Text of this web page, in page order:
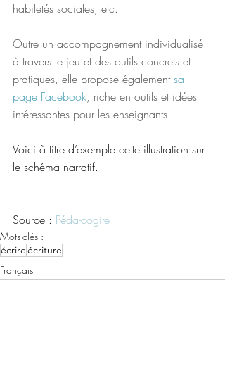
habiletés sociales, etc.
Outre un accompagnement individualisé
à travers le jeu et des outils concrets et
pratiques, elle propose également sa
page Facebook, riche en outils et idées
intéressantes pour les enseignants.
Voici à titre d’exemple cette illustration sur
le schéma narratif.
Source : Péda-cogite
Mots-clés :
écrireécriture
Français